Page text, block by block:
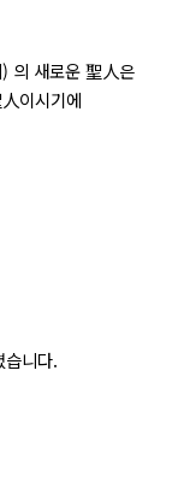
의 새로운 聖人은
이시기에
습니다.